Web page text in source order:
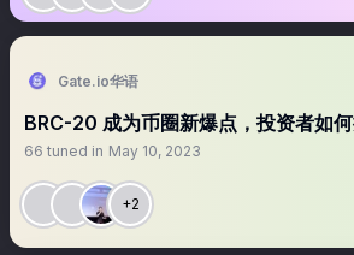
Gate.io华语
BRC-20 成为币圈新爆点，投资者如
66 tuned in May 10, 2023
+2